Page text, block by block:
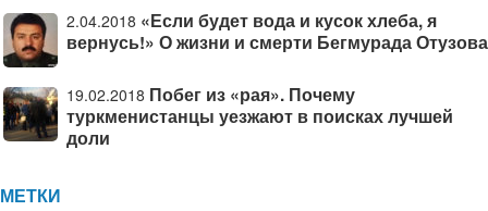
2.04.2018 «Если будет вода и кусок хлеба, я
вернусь!» О жизни и смерти Бегмурада Отузова
19.02.2018 Побег из «рая». Почему
туркменистанцы уезжают в поисках лучшей
доли
МЕТКИ